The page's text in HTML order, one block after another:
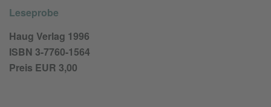
Leseprobe
Haug Verlag 1996
ISBN 3-7760-1564
Preis EUR 3,00